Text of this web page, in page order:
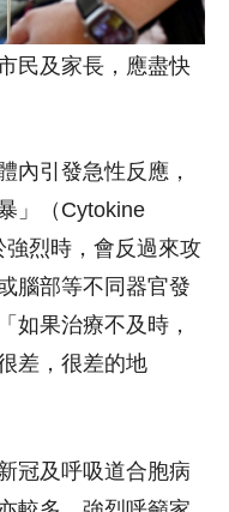
民及家長，應盡快
內引發急性反應，
」（Cytokine
烈時，會反過來攻
腦部等不同器官發
如果治療不及時，
差，很差的地
冠及呼吸道合胞病